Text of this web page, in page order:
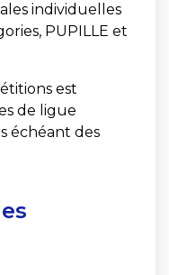
individuelles
PUPILLE et
est
de ligue
échéant des